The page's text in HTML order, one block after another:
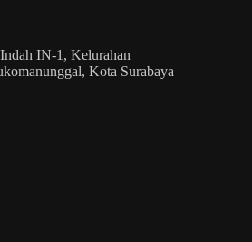
IN-1, Kelurahan
Kota Surabaya